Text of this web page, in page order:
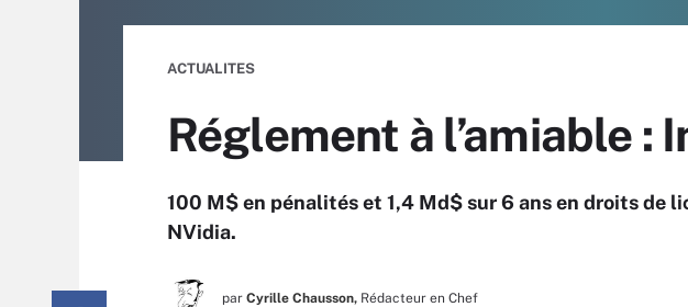
ACTUALITES
Réglement à l’amiable :
100 M$ en pénalités et 1,4 Md$ sur 6 ans en droits de
NVidia.
par Cyrille Chausson, Rédacteur en Chef